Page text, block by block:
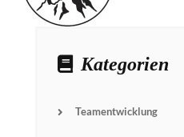
Kategorien
Teamentwicklung